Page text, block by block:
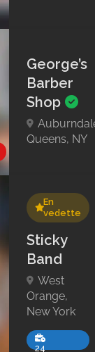
George’s
Barber
Shop
Queens, NY
En
vedette
Sticky
Band
West
Orange,
New York
24